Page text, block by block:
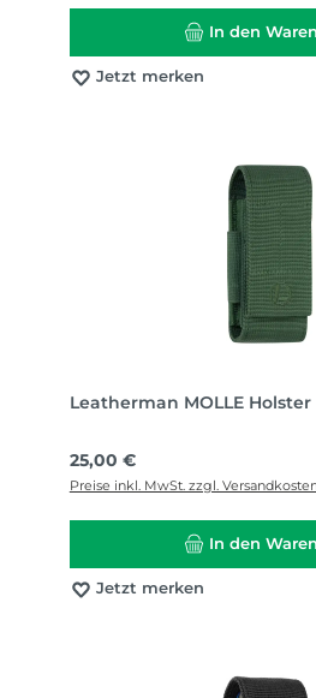
In den
Jetzt merken
Leatherman MOLLE Holster
Regulärer Preis:
25,00 €
Preise inkl. MwSt. zzgl.
In den
Jetzt merken